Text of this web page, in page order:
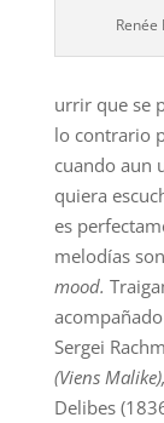
Renée
urrir que se
lo contrario
cuando aun
quiera
es
melodías
mood.
Sergei
(Viens Malike),
Delibes